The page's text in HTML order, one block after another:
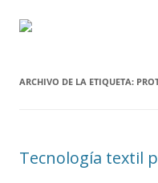
ARCHIVO DE LA ETIQUETA:
Tecnología textil